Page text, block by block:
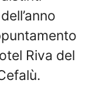
Riva del